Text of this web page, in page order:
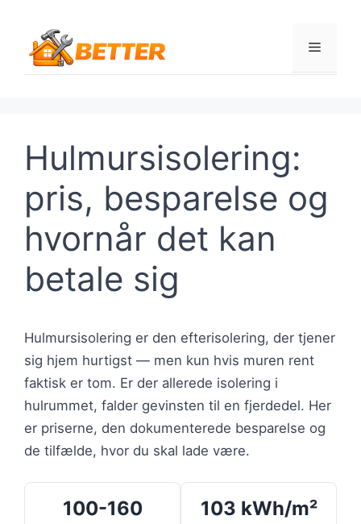
indhold
Menu
Hulmursisolering:
pris, besparelse og
hvornår det kan
betale sig
Hulmursisolering er den efterisolering, der tjener
sig hjem hurtigst — men kun hvis muren rent
faktisk er tom. Er der allerede isolering i
hulrummet, falder gevinsten til en fjerdedel. Her
er priserne, den dokumenterede besparelse og
de tilfælde, hvor du skal lade være.
100-160
103 kWh/m²